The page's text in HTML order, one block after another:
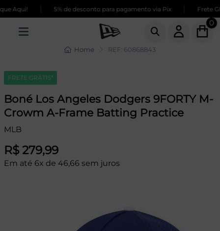
Aqui! 5% de desconto para pagamento via Pix Frete
0
Home REF: 60868843
FRETE GRÁTIS*
Boné Los Angeles Dodgers 9FORTY M-
Crowm A-Frame Batting Practice
MLB
R$ 279,99
Em até 6x de 46,66 sem juros